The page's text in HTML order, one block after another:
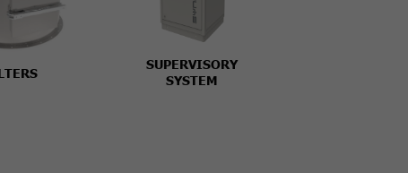
SUPERVISORY
SYSTEM